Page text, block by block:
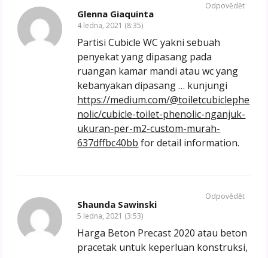
Glenna Giaquinta
4 ledna, 2021 (8:35)
Partisi Cubicle WC yakni sebuah
penyekat yang dipasang pada
ruangan kamar mandi atau wc yang
kebanyakan dipasang … kunjungi
https://medium.com/@toiletcubiclephe
nolic/cubicle-toilet-phenolic-nganjuk-
ukuran-per-m2-custom-murah-
637dffbc40bb for detail information.
Odpovědět
Shaunda Sawinski
5 ledna, 2021 (3:53)
Harga Beton Precast 2020 atau beton
pracetak untuk keperluan konstruksi,
Odpovědět